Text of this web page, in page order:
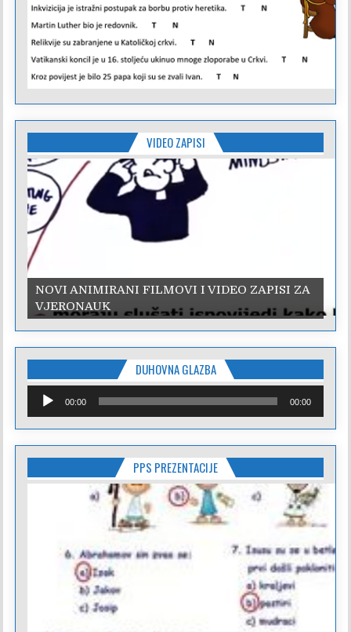
VIDEO ZAPISI
NOVI ANIMIRANI FILMOVI I VIDEO ZAPISI ZA
VJERONAUK
DUHOVNA GLAZBA
Reproduktor
audiozapisa
00:00 00:00
PPS PREZENTACIJE